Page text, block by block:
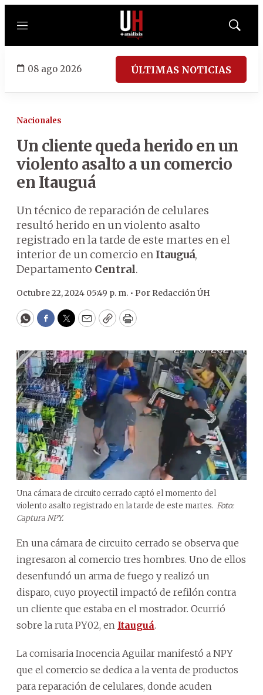
Menú
Mostrar
08 ago 2026 ÚLTIMAS NOTICIAS
Nacionales
Un cliente queda herido en un
violento asalto a un comercio
en Itauguá
Un técnico de reparación de celulares
resultó herido en un violento asalto
registrado en la tarde de este martes en el
interior de un comercio en Itauguá,
Departamento Central.
Octubre 22, 2024 05:49 p. m. • Por Redacción ÚH
WhatsApp
Facebook
Twitter
EmailCopyPrint
Una cámara de circuito cerrado captó el momento del
violento asalto registrado en la tarde de este martes. Foto:
Captura NPY.
En una cámara de circuito cerrado se observa que
ingresaron al comercio tres hombres. Uno de ellos
desenfundó un arma de fuego y realizó un
disparo, cuyo proyectil impactó de refilón contra
un cliente que estaba en el mostrador. Ocurrió
sobre la ruta PY02, en Itauguá.
La comisaria Inocencia Aguilar manifestó a NPY
que el comercio se dedica a la venta de productos
para reparación de celulares, donde acuden